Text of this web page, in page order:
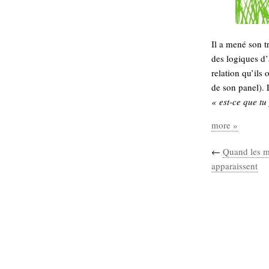
Il a mené son
des logiques
relation qu’ils
de son panel).
« est-ce que
more »
← Quand les
apparaissent